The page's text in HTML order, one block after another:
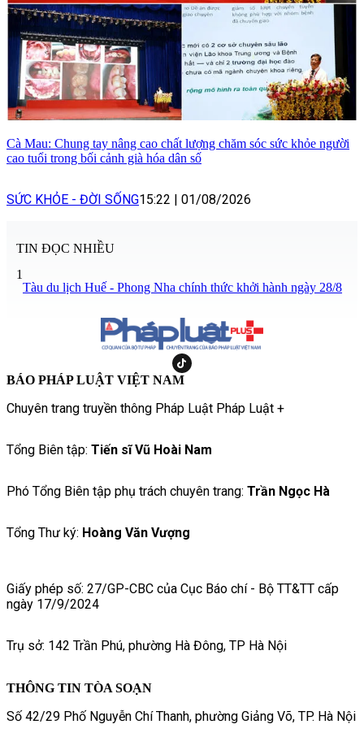
Cà Mau: Chung tay nâng cao chất lượng chăm sóc sức khỏe người
cao tuổi trong bối cảnh già hóa dân số
SỨC KHỎE - ĐỜI SỐNG15:22 | 01/08/2026
TIN ĐỌC NHIỀU
1
Tàu du lịch Huế - Phong Nha chính thức khởi hành ngày 28/8
BÁO PHÁP LUẬT VIỆT NAM
Chuyên trang truyền thông Pháp Luật Pháp Luật +
Tổng Biên tập: Tiến sĩ Vũ Hoài Nam
Phó Tổng Biên tập phụ trách chuyên trang: Trần Ngọc Hà
Tổng Thư ký: Hoàng Văn Vượng
Giấy phép số: 27/GP-CBC của Cục Báo chí - Bộ TT&TT cấp
ngày 17/9/2024
Trụ sở: 142 Trần Phú, phường Hà Đông, TP Hà Nội
THÔNG TIN TÒA SOẠN
Số 42/29 Phố Nguyễn Chí Thanh, phường Giảng Võ, TP. Hà Nội